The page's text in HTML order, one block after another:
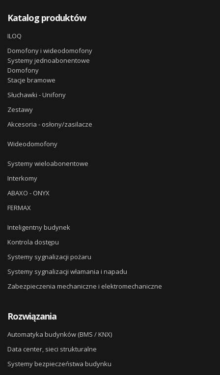
Katalog produktów
ILOQ
Domofony i wideodomofony
Systemy jednoabonentowe
Domofony
Stacje bramowe
Słuchawki - Unifony
Zestawy
Akcesoria - osłony/zasilacze
Wideodomofony
Systemy wieloabonentowe
Interkomy
ABAXO - ONYX
FERMAX
Inteligentny budynek
Kontrola dostępu
Systemy sygnalizacji pożaru
Systemy sygnalizacji włamania i napadu
Zabezpieczenia mechaniczne i elektromechaniczne
Rozwiązania
Automatyka budynków (BMS / KNX)
Data center, sieci strukturalne
Systemy bezpieczeństwa budynku